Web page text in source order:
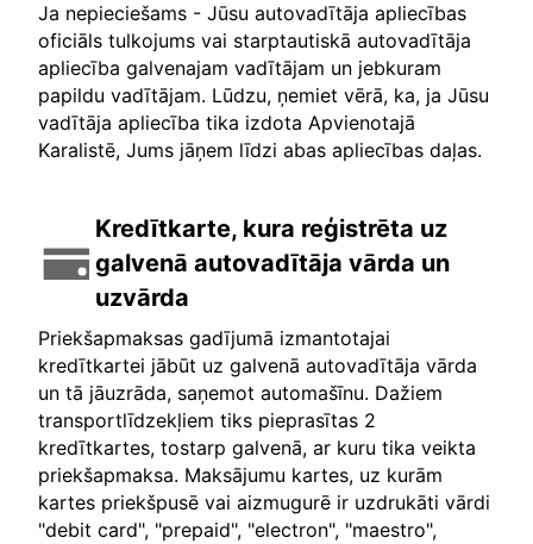
Ja nepieciešams - Jūsu autovadītāja apliecības
oficiāls tulkojums vai starptautiskā autovadītāja
apliecība galvenajam vadītājam un jebkuram
papildu vadītājam. Lūdzu, ņemiet vērā, ka, ja Jūsu
vadītāja apliecība tika izdota Apvienotajā
Karalistē, Jums jāņem līdzi abas apliecības daļas.
Kredītkarte, kura reģistrēta uz
galvenā autovadītāja vārda un
uzvārda
Priekšapmaksas gadījumā izmantotajai
kredītkartei jābūt uz galvenā autovadītāja vārda
un tā jāuzrāda, saņemot automašīnu. Dažiem
transportlīdzekļiem tiks pieprasītas 2
kredītkartes, tostarp galvenā, ar kuru tika veikta
priekšapmaksa. Maksājumu kartes, uz kurām
kartes priekšpusē vai aizmugurē ir uzdrukāti vārdi
"debit card", "prepaid", "electron", "maestro",